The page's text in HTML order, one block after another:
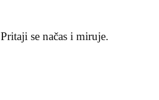
Pritaji se načas i miruje.